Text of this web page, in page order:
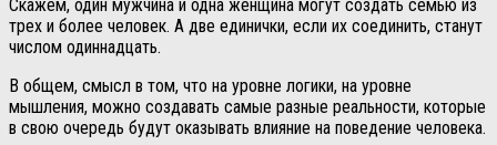
Скажем, один мужчина и одна женщина могут создать семью из
трех и более человек. А две единички, если их соединить, станут
числом одиннадцать.
В общем, смысл в том, что на уровне логики, на уровне
мышления, можно создавать самые разные реальности, которые
в свою очередь будут оказывать влияние на поведение человека.